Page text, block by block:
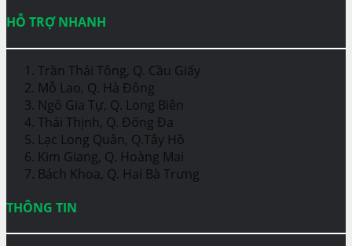
HỖ TRỢ NHANH
Trần Thái Tông, Q. Cầu Giấy
Mỗ Lao, Q. Hà Đông
Ngô Gia Tự, Q. Long Biên
Thái Thịnh, Q. Đống Đa
Lạc Long Quân, Q.Tây Hồ
Kim Giang, Q. Hoàng Mai
Bách Khoa, Q. Hai Bà Trưng
THÔNG TIN